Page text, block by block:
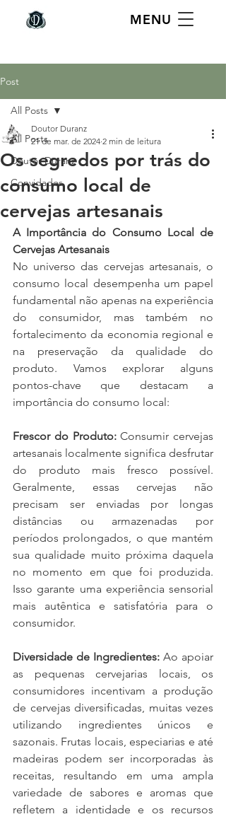
MENU
Post
All Posts
Doutor Duranz
Convidados
All Posts
Os segredos por trás do
consumo local de
cervejas artesanais
Doutor Duranz
21 de mar. de 2024 2 min de leitura
A Importância do Consumo Local de
Cervejas Artesanais
No universo das cervejas artesanais, o
consumo local desempenha um papel
fundamental não apenas na experiência
do consumidor, mas também no
fortalecimento da economia regional e
na preservação da qualidade do
produto. Vamos explorar alguns
pontos-chave que destacam a
importância do consumo local:
Frescor do Produto: Consumir cervejas
artesanais localmente significa desfrutar
do produto mais fresco possível.
Geralmente, essas cervejas não
precisam ser enviadas por longas
distâncias ou armazenadas por
períodos prolongados, o que mantém
sua qualidade muito próxima daquela
no momento em que foi produzida.
Isso garante uma experiência sensorial
mais autêntica e satisfatória para o
consumidor.
Diversidade de Ingredientes: Ao apoiar
as pequenas cervejarias locais, os
consumidores incentivam a produção
de cervejas diversificadas, muitas vezes
utilizando ingredientes únicos e
sazonais. Frutas locais, especiarias e até
madeiras podem ser incorporadas às
receitas, resultando em uma ampla
variedade de sabores e aromas que
refletem a identidade e os recursos